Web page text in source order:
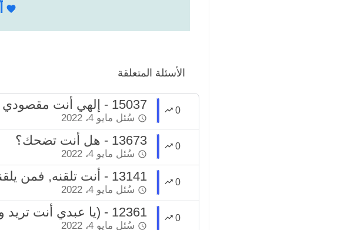
الأسئلة المتعلقة
0 15037 - إلهي أنت مقصودي ورضاك مطلوبي
سُئل مايو 4، 2022
0 13673 - هل أنت تضحك؟
سُئل مايو 4، 2022
0 13141 - أنت تلقنه, فمن يلقننا؟
سُئل مايو 4، 2022
0 12361 - (يا عبدي أنت تريد وأنا أريد)
سُئل مايو 4، 2022